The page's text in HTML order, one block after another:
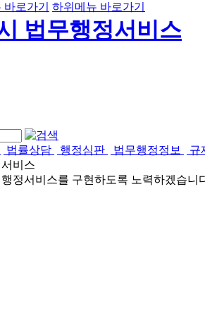
바로가기 하위메뉴 바로가기
법률상담 행정심판 법무행정정보 규
비스
정서비스를 구현하도록 노력하겠습니